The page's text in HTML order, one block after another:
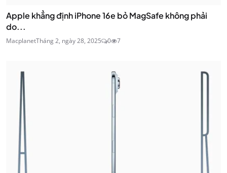
Apple khẳng định iPhone 16e bỏ MagSafe không phải
do...
MacplanetTháng 2, ngày 28, 2025 0 7